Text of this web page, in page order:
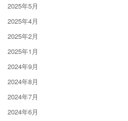
2025年5月
2025年4月
2025年2月
2025年1月
2024年9月
2024年8月
2024年7月
2024年6月